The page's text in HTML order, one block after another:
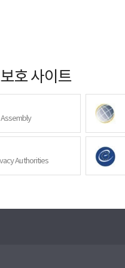
호 사이트
Authorities